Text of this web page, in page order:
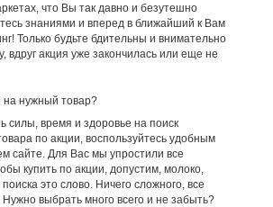
что Вы так давно и безутешно
знаниями и вперед в ближайший к Вам
Только будьте бдительны и внимательно
вдруг акция уже закончилась или еще не
на нужный товар?
силы, время и здоровье на поиск
по акции, воспользуйтесь удобным
сайте. Для Вас мы упростили все
купить по акции, допустим, молоко,
поиска это слово. Ничего сложного, все
выбрать много всего и не забыть?